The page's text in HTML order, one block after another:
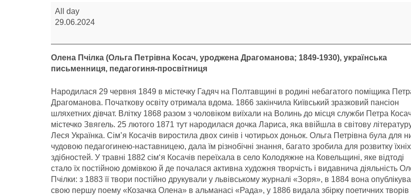
Олена
Пчілка:
All day
29.06.2024
Олена Пчілка (Ольга Петрівна Косач, уроджена Драгоманова; 1849-1930), українська
письменниця, педагогиня-просвітниця
Народилася 29 червня 1849 в містечку Гадяч на Полтавщині в родині небагатого поміщика
Драгоманова. Початкову освіту отримала вдома. 1866 закінчила Київський зразковий пансіон
шляхетних дівчат. Влітку 1868 разом з чоловіком виїхали на Волинь до місця служби Петра
містечко Звягель. 25 лютого 1871 тут народилася дочка Лариса, яка ввійшла в світову
Леся Українка. Сім’я Косачів виростила двох синів і чотирьох доньок. Ольга Петрівна була для
чудовою педагогинею-наставницею, дала їм різнобічні знання, багато зробила для розвитку їхніх
здібностей. У травні 1882 сім‘я Косачів переїхала в село Колодяжне на Ковельщині, яке відтоді
стало їх постійною домівкою й де почалася активна художня творчість і видавнича діяльність
Пчілки: з 1883 її твори постійно друкували у львівському журналі «Зоря», в 1884 вона
свою першу поему «Козачка Олена» в альманасі «Рада», у 1886 видала збірку поетичних творів